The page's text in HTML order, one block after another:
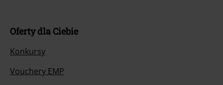
Oferty dla Ciebie
Konkursy
Vouchery EMP